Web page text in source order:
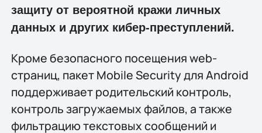
защиту от вероятной кражи личных
данных и других кибер-преступлений.
Кроме безопасного посещения web-
страниц, пакет Mobile Security для Android
поддерживает родительский контроль,
контроль загружаемых файлов, а также
фильтрацию текстовых сообщений и